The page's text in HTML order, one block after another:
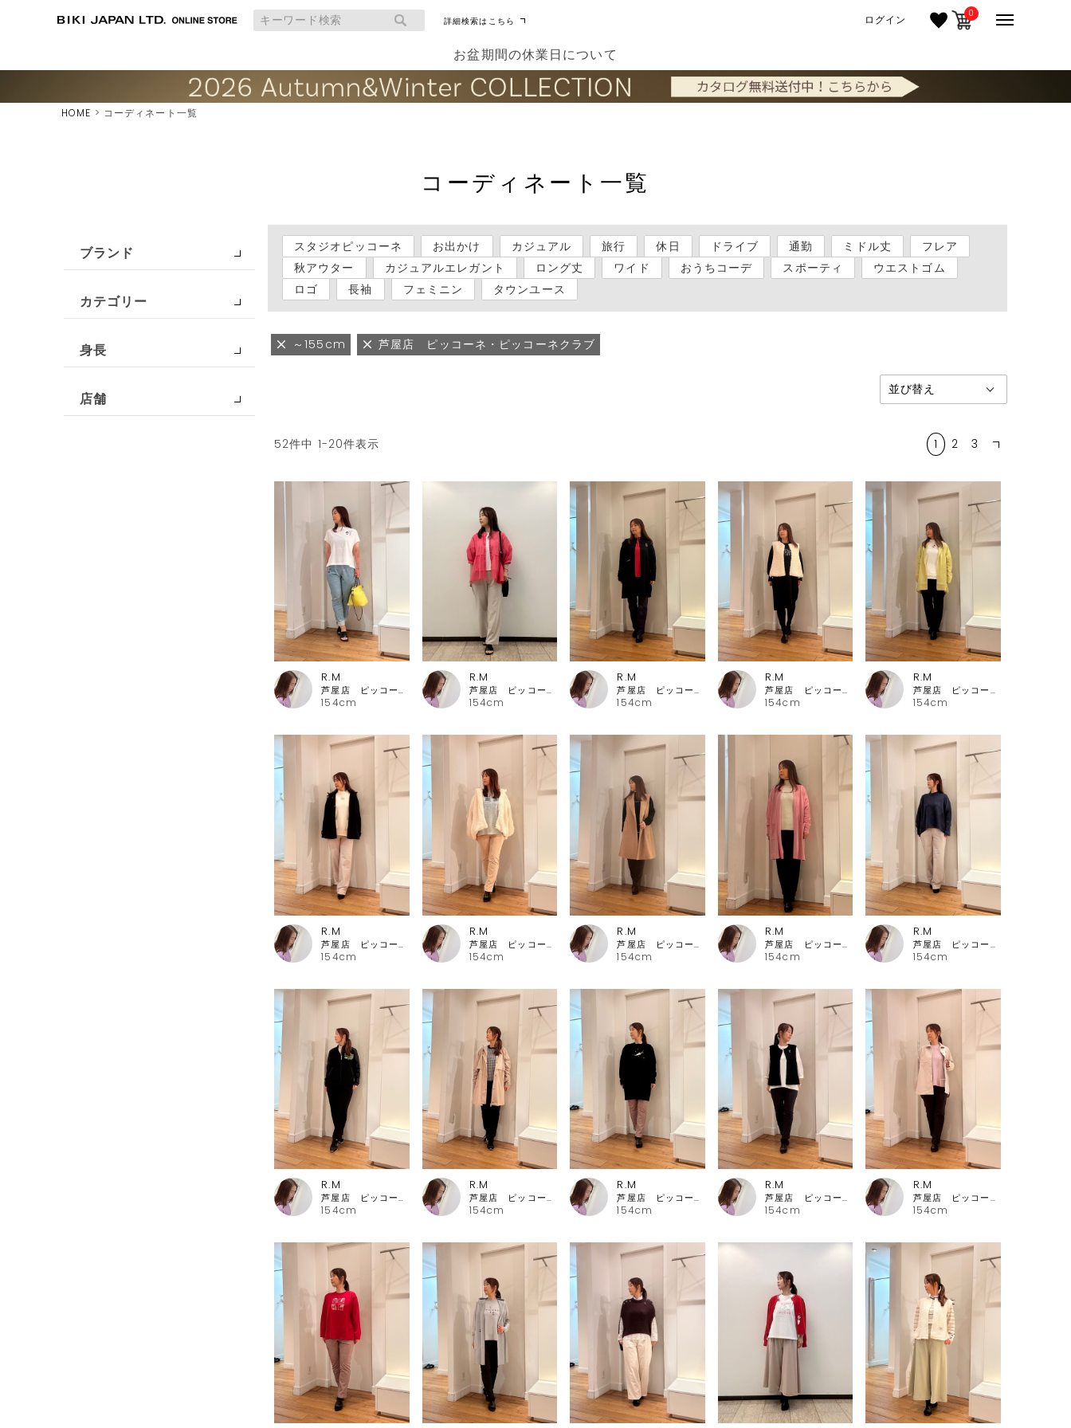
詳細検索はこちら ログイン 0
お盆期間の休業日について
HOME コーディネート一覧
コーディネート一覧
ブランド
カテゴリー
身長
店舗
スタジオピッコーネ お出かけ カジュアル 旅行 休日 ドライブ 通勤 ミドル丈
フレア
秋アウター
カジュアルエレガント ロング丈 ワイド おうちコーデ スポーティ
ウエストゴム
ロゴ
長袖 フェミニン タウンユース
～155cm 芦屋店 ピッコーネ・ピッコーネクラブ
52件中 1-20件表示 1 2 3
154cm
R.M
芦屋店 ピッコーネ・ピッコーネクラブ
154cm
R.M
芦屋店 ピッコーネ・ピッコーネクラブ
154cm
R.M
芦屋店 ピッコーネ・ピッコーネクラブ
154cm
R.M
芦屋店 ピッコーネ・ピッコーネクラブ
154cm
R.M
芦屋店 ピッコーネ・ピッコーネクラブ
154cm
R.M
芦屋店 ピッコーネ・ピッコーネクラブ
154cm
R.M
芦屋店 ピッコーネ・ピッコーネクラブ
154cm
R.M
芦屋店 ピッコーネ・ピッコーネクラブ
154cm
R.M
芦屋店 ピッコーネ・ピッコーネクラブ
154cm
R.M
芦屋店 ピッコーネ・ピッコーネクラブ
154cm
R.M
芦屋店 ピッコーネ・ピッコーネクラブ
154cm
R.M
芦屋店 ピッコーネ・ピッコーネクラブ
154cm
R.M
芦屋店 ピッコーネ・ピッコーネクラブ
154cm
R.M
芦屋店 ピッコーネ・ピッコーネクラブ
154cm
R.M
芦屋店 ピッコーネ・ピッコーネクラブ